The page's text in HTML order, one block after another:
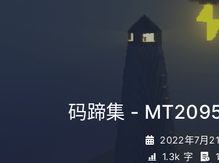
码蹄集 -
2022年7月
1.3k 字